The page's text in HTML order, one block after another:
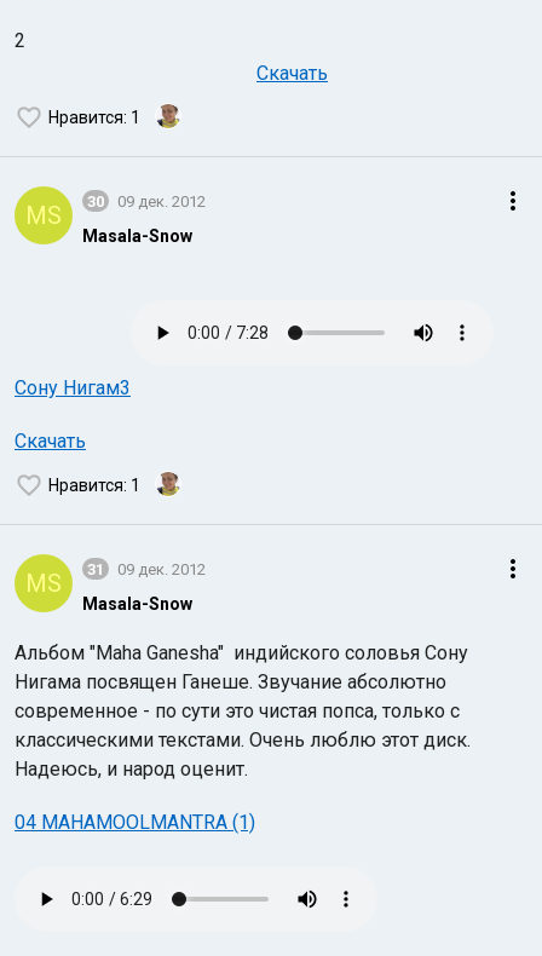
2
Скачать
Нравится: 1
MS 30 09 дек. 2012
Masala-Snow
Сону Нигам3
Скачать
Нравится: 1
MS 31 09 дек. 2012
Masala-Snow
Альбом "Maha Ganesha" индийского соловья Сону
Нигама посвящен Ганеше. Звучание абсолютно
современное - по сути это чистая попса, только с
классическими текстами. Очень люблю этот диск.
Надеюсь, и народ оценит.
04 MAHAMOOLMANTRA (1)